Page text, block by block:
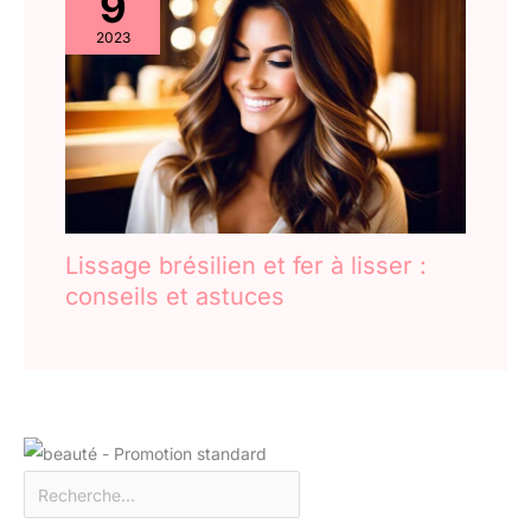
2023
Lissage brésilien et fer à lisser :
conseils et astuces